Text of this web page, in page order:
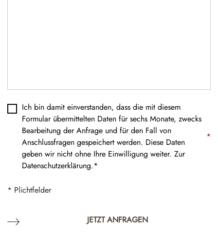
Datenschutz *
Ich bin damit einverstanden, dass die mit diesem
Formular übermittelten Daten für sechs Monate, zwecks
Bearbeitung der Anfrage und für den Fall von
Anschlussfragen gespeichert werden. Diese Daten
geben wir nicht ohne Ihre Einwilligung weiter. Zur
Datenschutzerklärung.*
*
* Plichtfelder